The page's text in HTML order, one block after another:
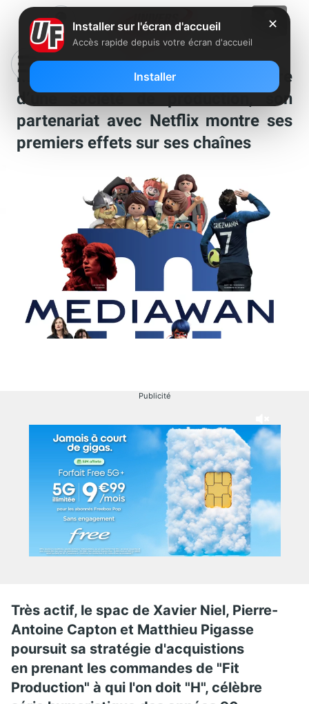
Mediawan (Xavier Niel) s’empare
d’une société de production, son
partenariat avec Netflix montre ses
premiers effets sur ses chaînes
Publicité
Très actif, le spac de Xavier Niel, Pierre-
Antoine Capton et Matthieu Pigasse
poursuit sa stratégie d'acquistions
en prenant les commandes de "Fit
Production" à qui l'on doit "H", célèbre
✕
Installer sur l'écran d'accueil
Accès rapide depuis votre écran d'accueil
Installer